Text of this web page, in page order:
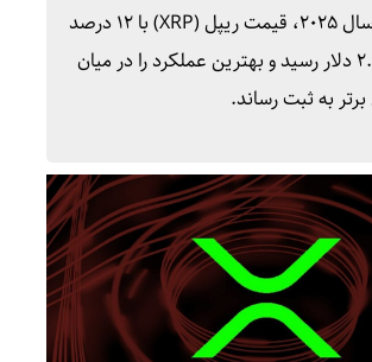
در دومین روز سال ۲۰۲۵، قیمت ریپل (XRP) با ۱۲ درصد
افزایش به ۲.۳۷ دلار رسید و بهترین عملکرد را در میان